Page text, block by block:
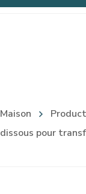
Maison
dissous pour